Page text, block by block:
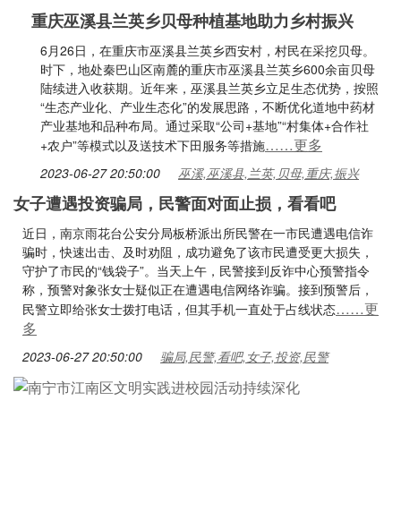
重庆巫溪县兰英乡贝母种植基地助力乡村振兴
6月26日，在重庆市巫溪县兰英乡西安村，村民在采挖贝母。
时下，地处秦巴山区南麓的重庆市巫溪县兰英乡600余亩贝母
陆续进入收获期。近年来，巫溪县兰英乡立足生态优势，按照
“生态产业化、产业生态化”的发展思路，不断优化道地中药材
产业基地和品种布局。通过采取“公司+基地”“村集体+合作社
+农户”等模式以及送技术下田服务等措施……更多
2023-06-27 20:50:00 巫溪,巫溪县,兰英,贝母,重庆,振兴
女子遭遇投资骗局，民警面对面止损，看看吧
近日，南京雨花台公安分局板桥派出所民警在一市民遭遇电信诈
骗时，快速出击、及时劝阻，成功避免了该市民遭受更大损失，
守护了市民的“钱袋子”。当天上午，民警接到反诈中心预警指令
称，预警对象张女士疑似正在遭遇电信网络诈骗。接到预警后，
民警立即给张女士拨打电话，但其手机一直处于占线状态……更
多
2023-06-27 20:50:00 骗局,民警,看吧,女子,投资,民警